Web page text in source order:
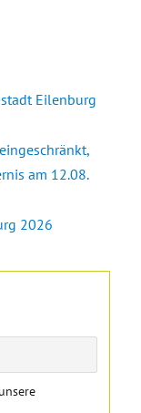
Eilenburg
am 12.08.
2026